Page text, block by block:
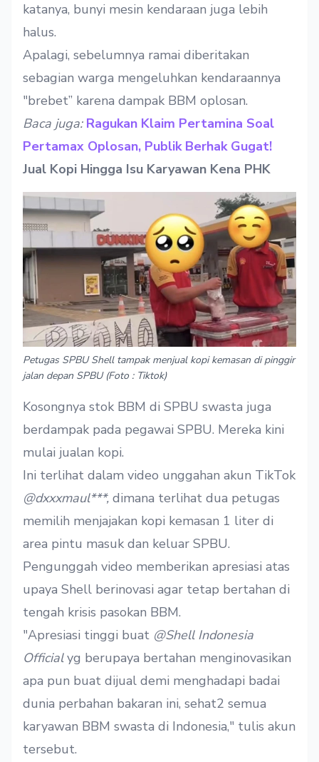
katanya, bunyi mesin kendaraan juga lebih
halus.
Apalagi, sebelumnya ramai diberitakan
sebagian warga mengeluhkan kendaraannya
"brebet” karena dampak BBM oplosan.
Baca juga: Ragukan Klaim Pertamina Soal
Pertamax Oplosan, Publik Berhak Gugat!
Jual Kopi Hingga Isu Karyawan Kena PHK
Petugas SPBU Shell tampak menjual kopi kemasan di pinggir
jalan depan SPBU (Foto : Tiktok)
Kosongnya stok BBM di SPBU swasta juga
berdampak pada pegawai SPBU. Mereka kini
mulai jualan kopi.
Ini terlihat dalam video unggahan akun TikTok
@dxxxmaul***, dimana terlihat dua petugas
memilih menjajakan kopi kemasan 1 liter di
area pintu masuk dan keluar SPBU.
Pengunggah video memberikan apresiasi atas
upaya Shell berinovasi agar tetap bertahan di
tengah krisis pasokan BBM.
"Apresiasi tinggi buat @Shell Indonesia
Officialyg berupaya bertahan menginovasikan
apa pun buat dijual demi menghadapi badai
dunia perbahan bakaran ini, sehat2 semua
karyawan BBM swasta di Indonesia," tulis akun
tersebut.